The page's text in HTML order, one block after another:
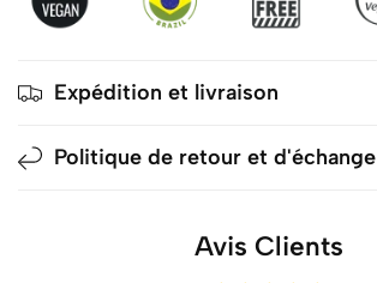
Expédition et livraison
Politique de retour et d'échange
Avis Clients